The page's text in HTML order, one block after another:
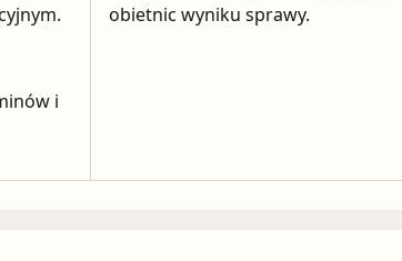
i
obietnic wyniku sprawy.